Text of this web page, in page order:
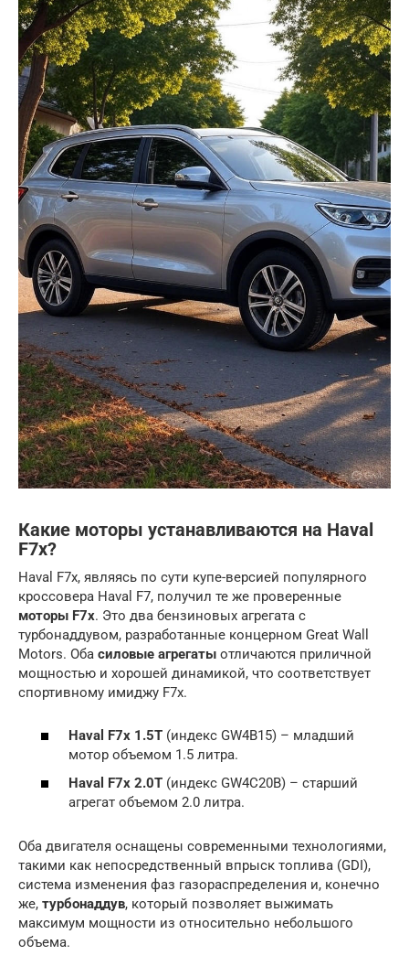
Какие моторы устанавливаются на Haval
F7x?
Haval F7x, являясь по сути купе-версией популярного
кроссовера Haval F7, получил те же проверенные
моторы F7x. Это два бензиновых агрегата с
турбонаддувом, разработанные концерном Great Wall
Motors. Оба силовые агрегаты отличаются приличной
мощностью и хорошей динамикой, что соответствует
спортивному имиджу F7x.
Haval F7x 1.5T (индекс GW4B15) – младший
мотор объемом 1.5 литра.
Haval F7x 2.0T (индекс GW4C20B) – старший
агрегат объемом 2.0 литра.
Оба двигателя оснащены современными технологиями,
такими как непосредственный впрыск топлива (GDI),
система изменения фаз газораспределения и, конечно
же, турбонаддув, который позволяет выжимать
максимум мощности из относительно небольшого
объема.